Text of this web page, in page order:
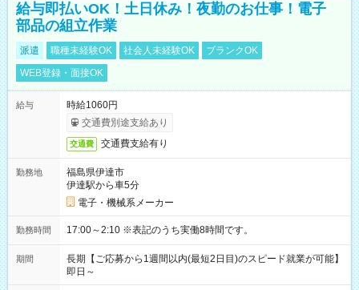
給与即払いOK！土日休み！夜勤のお仕事！電子
部品の組立作業
派遣 職種未経験OK 社会人未経験OK
ブランクOK
WEB登録・面接OK
給与
時給1060円
交通費別途支給あり
交通費 交通費支給有り
勤務地
福島県伊達市
伊達駅から車5分
電子・機械系メーカー
勤務時間 17:00～2:10 ※表記のうち実働8時間です。
期間
長期【ご応募から1週間以内(最短2日目)のスピード就業が可能】
即日～